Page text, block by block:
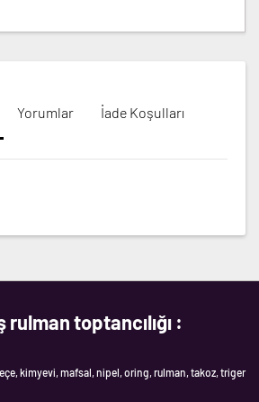
Yorumlar İade Koşulları
toptancılığı :
kimyevi, mafsal, nipel, oring, rulman, takoz, triger